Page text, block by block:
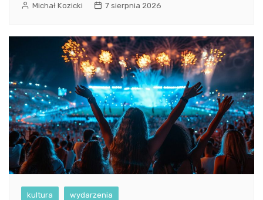
Michał Kozicki 7 sierpnia 2026
kultura wydarzenia